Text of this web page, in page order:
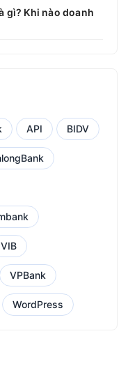
gì? Khi nào doanh
API BIDV
VIB
VPBank
WordPress